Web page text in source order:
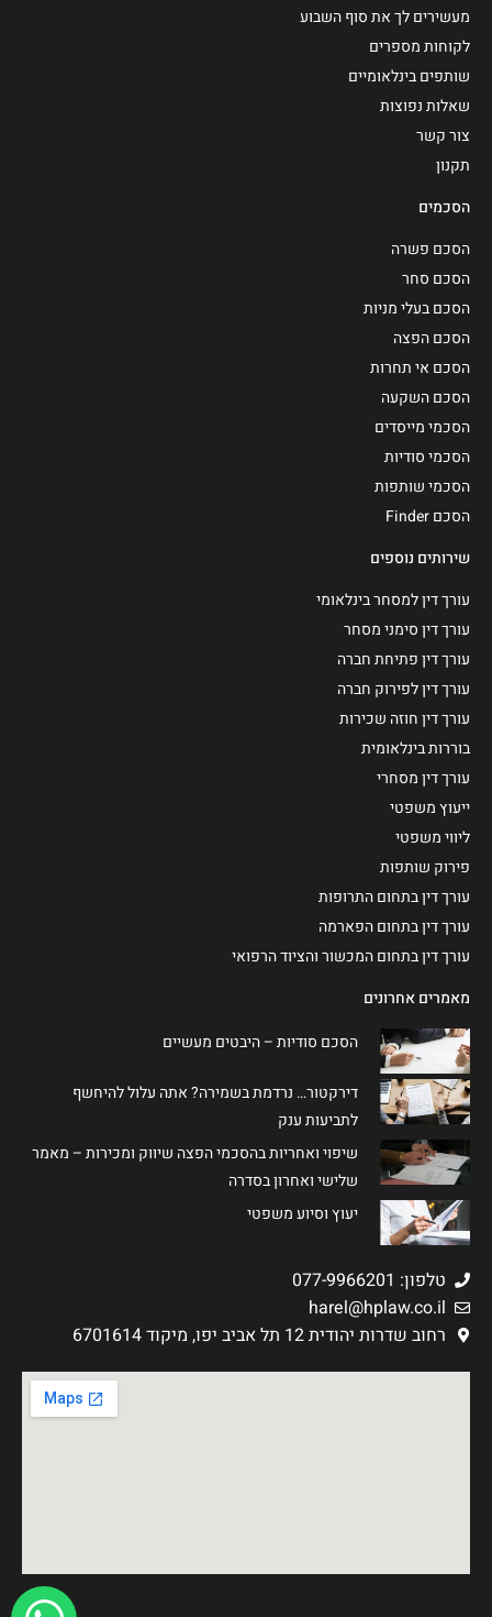
מעשירים לך את סוף השבוע
לקוחות מספרים
שותפים בינלאומיים
שאלות נפוצות
צור קשר
תקנון
הסכמים
הסכם פשרה
הסכם סחר
הסכם בעלי מניות
הסכם הפצה
הסכם אי תחרות
הסכם השקעה
הסכמי מייסדים
הסכמי סודיות
הסכמי שותפות
הסכם Finder
שירותים נוספים
עורך דין למסחר בינלאומי
עורך דין סימני מסחר
עורך דין פתיחת חברה
עורך דין לפירוק חברה
עורך דין חוזה שכירות
בוררות בינלאומית
עורך דין מסחרי
ייעוץ משפטי
ליווי משפטי
פירוק שותפות
עורך דין בתחום התרופות
עורך דין בתחום הפארמה
עורך דין בתחום המכשור והציוד הרפואי
מאמרים אחרונים
הסכם סודיות – היבטים מעשיים
דירקטור… נרדמת בשמירה? אתה עלול להיחשף
לתביעות ענק
שיפוי ואחריות בהסכמי הפצה שיווק ומכירות – מאמר
שלישי ואחרון בסדרה
יעוץ וסיוע משפטי
טלפון: 077-9966201
harel@hplaw.co.il
רחוב שדרות יהודית 12 תל אביב יפו, מיקוד 6701614